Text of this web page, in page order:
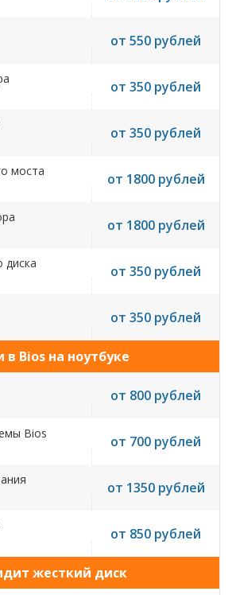
от 550 рублей
от 350 рублей
от 350 рублей
моста от 1800 рублей
от 1800 рублей
диска от 350 рублей
от 350 рублей
в Bios на ноутбуке
от 800 рублей
Bios от 700 рублей
от 1350 рублей
от 850 рублей
жесткий диск